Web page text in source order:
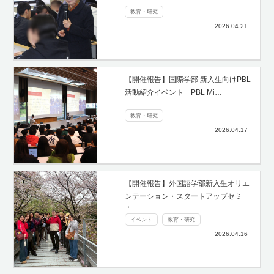
教育・研究
2026.04.21
【開催報告】国際学部 新入生向けPBL
活動紹介イベント「PBL Mi…
教育・研究
2026.04.17
【開催報告】外国語学部新入生オリエ
ンテーション・スタートアップセミ
ナ…
イベント 教育・研究
2026.04.16